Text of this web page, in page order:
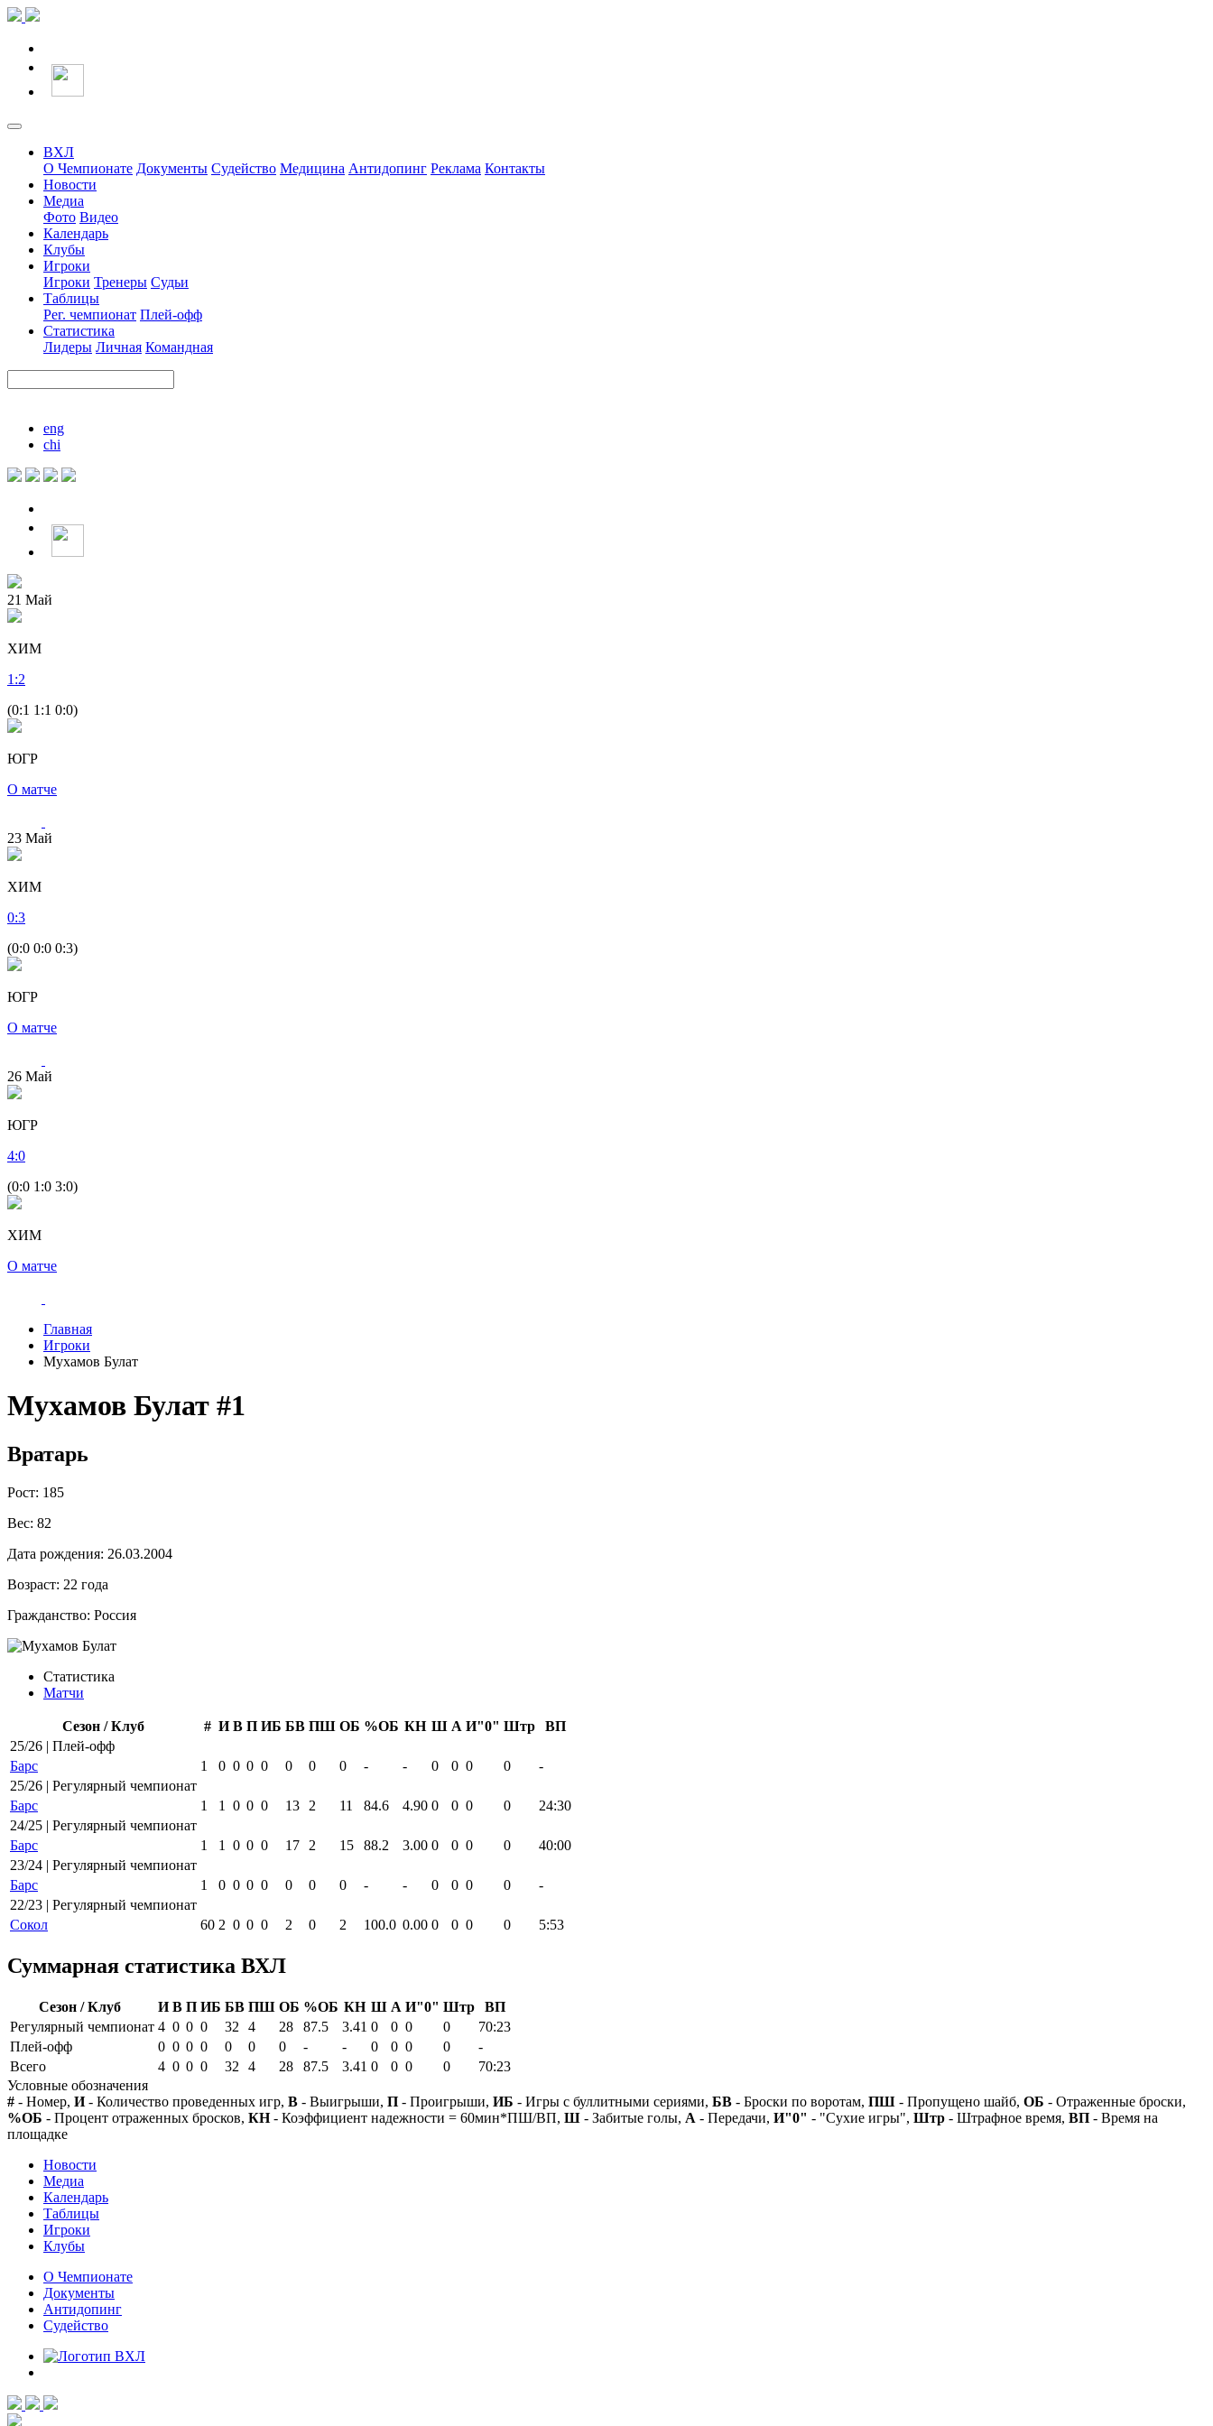
ВХЛ
О Чемпионате Документы Судейство Медицина Антидопинг Реклама Контакты
Новости
Медиа
Фото Видео
Календарь
Клубы
Игроки
Игроки Тренеры Судьи
Таблицы
Рег. чемпионат Плей-офф
Статистика
Лидеры Личная Командная
eng
chi
21 Май
ХИМ
1 :2
(0:1 1:1 0:0)
ЮГР
О матче
23 Май
ХИМ
0:3
(0:0 0:0 0:3)
ЮГР
О матче
26 Май
ЮГР
4:0
(0:0 1:0 3:0)
ХИМ
О матче
Главная
Игроки
Мухамов Булат
Мухамов Булат #1
Вратарь
Рост: 185
Вес: 82
Дата рождения: 26.03.2004
Возраст: 22 года
Гражданство: Россия
Статистика
Матчи
Сезон / Клуб # И В П ИБ БВ ПШ ОБ %ОБ КН Ш А И"0" Штр
ВП
25/26 | Плей-офф
Барс
1 0 0 0 0 0 0 0 - - 0 0 0 0
-
25/26 | Регулярный чемпионат
Барс
1 1 0 0 0 13 2 11 84.6 4.90 0 0 0 0
24:30
24/25 | Регулярный чемпионат
Барс
1 1 0 0 0 17 2 15 88.2 3.00 0 0 0 0
40:00
23/24 | Регулярный чемпионат
Барс
1 0 0 0 0 0 0 0 - - 0 0 0 0
-
22/23 | Регулярный чемпионат
Сокол
60 2 0 0 0 2 0 2 100.0 0.00 0 0 0 0 5:53
Суммарная статистика ВХЛ
Сезон / Клуб И В П ИБ БВ ПШ ОБ %ОБ КН Ш А И"0" Штр
ВП
Регулярный чемпионат 4 0 0 0 32 4 28 87.5 3.41 0 0 0 0
70:23
Плей-офф
0 0 0 0 0 0 0 - - 0 0 0 0
-
Всего
4 0 0 0 32 4 28 87.5 3.41 0 0 0 0
70:23
Условные обозначения
# - Номер, И- Количество проведенных игр, В - Выигрыши, П - Проигрыши, ИБ - Игры с буллитными сериями, БВ - Броски по воротам, ПШ - Пропущено шайб, ОБ - Отраженные броски,
%ОБ - Процент отраженных бросков, КН- Коэффициент надежности = 60мин*ПШ/ВП, Ш - Забитые голы, А - Передачи, И"0" - "Сухие игры", Штр - Штрафное время, ВП - Время на
площадке
Новости
Медиа
Календарь
Таблицы
Игроки
Клубы
О Чемпионате
Документы
Антидопинг
Судейство